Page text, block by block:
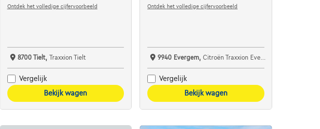
Ontdek het volledige cijfervoorbeeld
8700 Tielt, Traxxion Tielt
Vergelijk
Bekijk wagen
Ontdek het volledige cijfervoorbeeld
9940 Evergem,Citroën Traxxion Evergem
Vergelijk
Bekijk wagen